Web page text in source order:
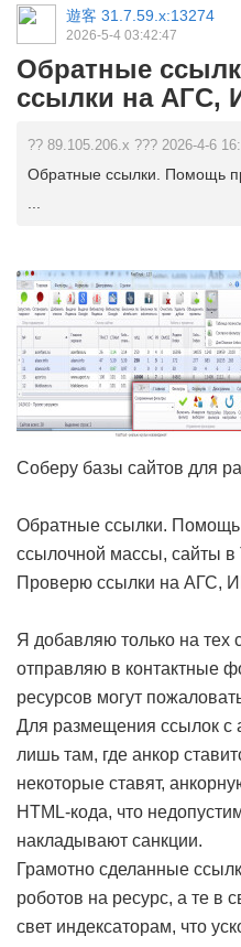
遊客 31.7.59.x:13274
2026-5-4 03:42:47
Обратные
ссылки на АГС,
?? 89.105.206.x ??? 2026-4-6
Обратные ссылки. Помощь
Соберу базы сайтов для
Обратные ссылки.
ссылочной массы, сайты
Проверю ссылки на АГС,
Я добавляю только на тех
отправляю в контактные
ресурсов могут
Для размещения ссылок с
лишь там, где анкор
некоторые ставят,
HTML-кода, что
накладывают санкции.
Грамотно сделанные
роботов на ресурс, а те в
свет индексаторам, что